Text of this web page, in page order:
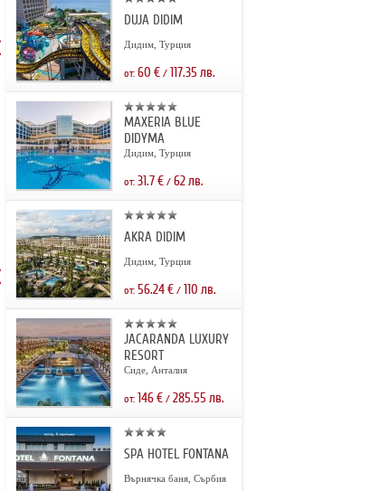
DUJA DIDIM
Дидим, Турция
от: 60 €/ 117.35 лв.
MAXERIA BLUE
DIDYMA
Дидим, Турция
от: 31.7€/ 62лв.
AKRA DIDIM
Дидим, Турция
от: 56.24€/ 110 лв.
JACARANDA LUXURY
RESORT
Сиде, Анталия
от: 146€/ 285.55 лв.
SPA HOTEL FONTANA
Върнячка баня, Сърбия